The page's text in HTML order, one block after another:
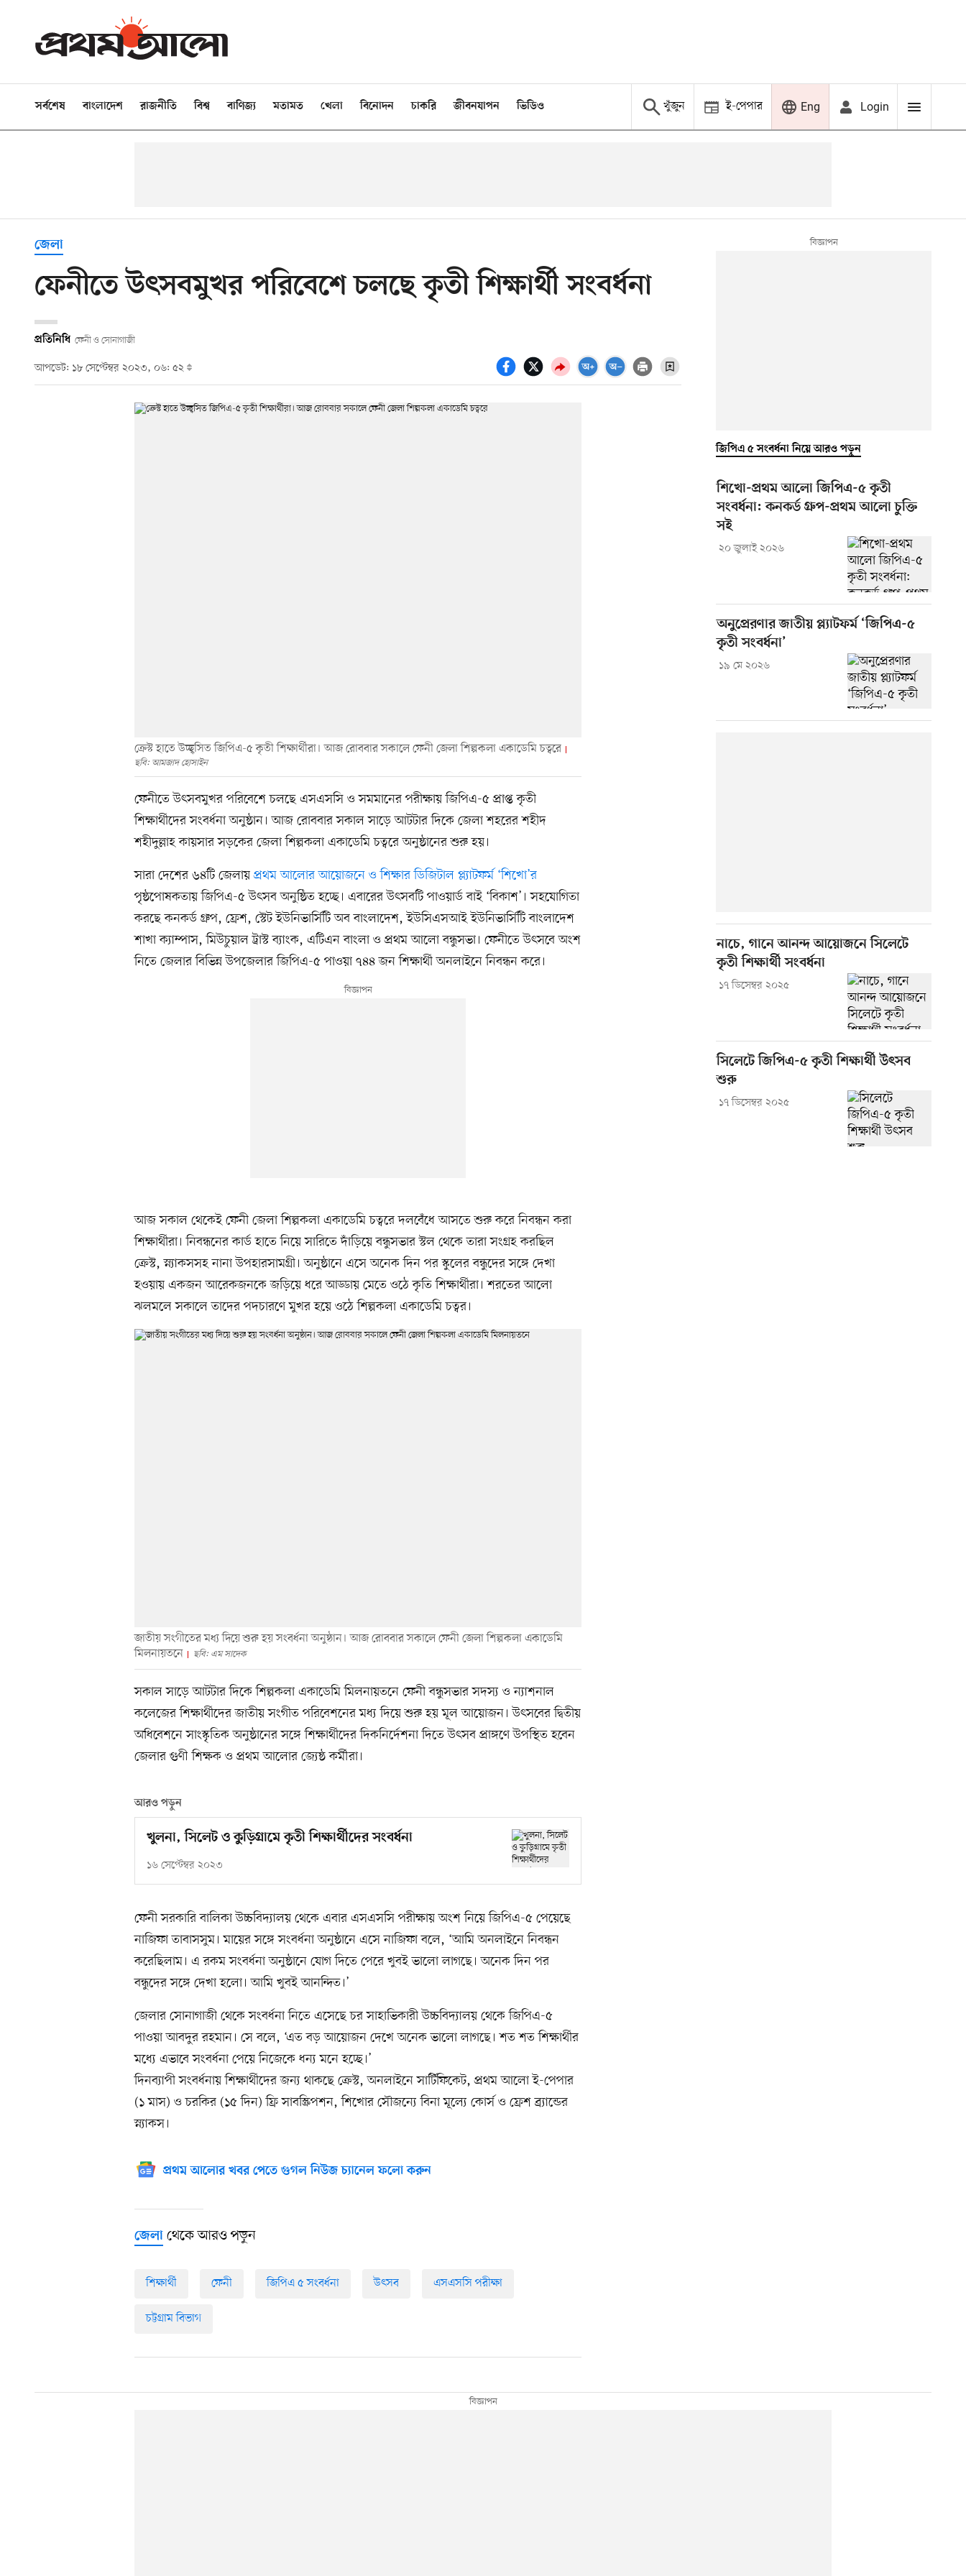
সর্বশেষ বাংলাদেশ রাজনীতি বিশ্ব বাণিজ্য মতামত খেলা বিনোদন চাকরি জীবনযাপন ভিডিও খুঁজুন ই-পেপার Eng Login
জেলা
ফেনীতে উৎসবমুখর পরিবেশে চলছে কৃতী শিক্ষার্থী সংবর্ধনা
প্রতিনিধি ফেনী ও সোনাগাজী
আপডেট: ১৮ সেপ্টেম্বর ২০২৩, ০৬: ৫২
ক্রেস্ট হাতে উচ্ছ্বসিত জিপিএ-৫ কৃতী শিক্ষার্থীরা। আজ রোববার সকালে ফেনী জেলা শিল্পকলা একাডেমি চত্বরে
ছবি: আমজাদ হোসাইন
ফেনীতে উৎসবমুখর পরিবেশে চলছে এসএসসি ও সমমানের পরীক্ষায় জিপিএ-৫ প্রাপ্ত কৃতী
শিক্ষার্থীদের সংবর্ধনা অনুষ্ঠান। আজ রোববার সকাল সাড়ে আটটার দিকে জেলা শহরের শহীদ
শহীদুল্লাহ কায়সার সড়কের জেলা শিল্পকলা একাডেমি চত্বরে অনুষ্ঠানের শুরু হয়।
সারা দেশের ৬৪টি জেলায়প্রথম আলোর আয়োজনে ও শিক্ষার ডিজিটাল প্ল্যাটফর্ম ‘শিখো’র
পৃষ্ঠপোষকতায় জিপিএ-৫ উৎসব অনুষ্ঠিত হচ্ছে। এবারের উৎসবটি পাওয়ার্ড বাই ‘বিকাশ’। সহযোগিতা
করছে কনকর্ড গ্রুপ, ফ্রেশ, স্টেট ইউনিভার্সিটি অব বাংলাদেশ, ইউসিএসআই ইউনিভার্সিটি বাংলাদেশ
শাখা ক্যাম্পাস, মিউচুয়াল ট্রাস্ট ব্যাংক, এটিএন বাংলা ও প্রথম আলো বন্ধুসভা। ফেনীতে উৎসবে অংশ
নিতে জেলার বিভিন্ন উপজেলার জিপিএ-৫ পাওয়া ৭৪৪ জন শিক্ষার্থী অনলাইনে নিবন্ধন করে।
আজ সকাল থেকেই ফেনী জেলা শিল্পকলা একাডেমি চত্বরে দলবেঁধে আসতে শুরু করে নিবন্ধন করা
শিক্ষার্থীরা। নিবন্ধনের কার্ড হাতে নিয়ে সারিতে দাঁড়িয়ে বন্ধুসভার স্টল থেকে তারা সংগ্রহ করছিল
ক্রেস্ট, স্ন্যাকসসহ নানা উপহারসামগ্রী। অনুষ্ঠানে এসে অনেক দিন পর স্কুলের বন্ধুদের সঙ্গে দেখা
হওয়ায় একজন আরেকজনকে জড়িয়ে ধরে আড্ডায় মেতে ওঠে কৃতি শিক্ষার্থীরা। শরতের আলো
ঝলমলে সকালে তাদের পদচারণে মুখর হয়ে ওঠে শিল্পকলা একাডেমি চত্বর।
জাতীয় সংগীতের মধ্য দিয়ে শুরু হয় সংবর্ধনা অনুষ্ঠান। আজ রোববার সকালে ফেনী জেলা শিল্পকলা একাডেমি
মিলনায়তনে
ছবি: এম সাদেক
সকাল সাড়ে আটটার দিকে শিল্পকলা একাডেমি মিলনায়তনে ফেনী বন্ধুসভার সদস্য ও ন্যাশনাল
কলেজের শিক্ষার্থীদের জাতীয় সংগীত পরিবেশনের মধ্য দিয়ে শুরু হয় মূল আয়োজন। উৎসবের দ্বিতীয়
অধিবেশনে সাংস্কৃতিক অনুষ্ঠানের সঙ্গে শিক্ষার্থীদের দিকনির্দেশনা দিতে উৎসব প্রাঙ্গণে উপস্থিত হবেন
জেলার গুণী শিক্ষক ও প্রথম আলোর জ্যেষ্ঠ কর্মীরা।
আরও পড়ুন
খুলনা, সিলেট ও কুড়িগ্রামে কৃতী শিক্ষার্থীদের সংবর্ধনা
১৬ সেপ্টেম্বর ২০২৩
ফেনী সরকারি বালিকা উচ্চবিদ্যালয় থেকে এবার এসএসসি পরীক্ষায় অংশ নিয়ে জিপিএ-৫ পেয়েছে
নাজিফা তাবাসসুম। মায়ের সঙ্গে সংবর্ধনা অনুষ্ঠানে এসে নাজিফা বলে, ‘আমি অনলাইনে নিবন্ধন
করেছিলাম। এ রকম সংবর্ধনা অনুষ্ঠানে যোগ দিতে পেরে খুবই ভালো লাগছে। অনেক দিন পর
বন্ধুদের সঙ্গে দেখা হলো। আমি খুবই আনন্দিত।’
জেলার সোনাগাজী থেকে সংবর্ধনা নিতে এসেছে চর সাহাভিকারী উচ্চবিদ্যালয় থেকে জিপিএ-৫
পাওয়া আবদুর রহমান। সে বলে, ‘এত বড় আয়োজন দেখে অনেক ভালো লাগছে। শত শত শিক্ষার্থীর
মধ্যে এভাবে সংবর্ধনা পেয়ে নিজেকে ধন্য মনে হচ্ছে।’
দিনব্যাপী সংবর্ধনায় শিক্ষার্থীদের জন্য থাকছে ক্রেস্ট, অনলাইনে সার্টিফিকেট, প্রথম আলো ই-পেপার
(১ মাস) ও চরকির (১৫ দিন) ফ্রি সাবস্ক্রিপশন, শিখোর সৌজন্যে বিনা মূল্যে কোর্স ও ফ্রেশ ব্র্যান্ডের
স্ন্যাকস।
প্রথম আলোর খবর পেতে গুগল নিউজ চ্যানেল ফলো করুন
জেলা থেকে আরও পড়ুন
শিক্ষার্থী ফেনী জিপিএ ৫ সংবর্ধনা উৎসব এসএসসি পরীক্ষা
চট্টগ্রাম বিভাগ
জিপিএ ৫ সংবর্ধনা নিয়ে আরও পড়ুন
শিখো-প্রথম আলো জিপিএ-৫ কৃতী
সংবর্ধনা: কনকর্ড গ্রুপ-প্রথম আলো চুক্তি
সই
২০ জুলাই ২০২৬
অনুপ্রেরণার জাতীয় প্ল্যাটফর্ম ‘জিপিএ-৫
কৃতী সংবর্ধনা’
১৯ মে ২০২৬
নাচে, গানে আনন্দ আয়োজনে সিলেটে
কৃতী শিক্ষার্থী সংবর্ধনা
১৭ ডিসেম্বর ২০২৫
সিলেটে জিপিএ-৫ কৃতী শিক্ষার্থী উৎসব
শুরু
১৭ ডিসেম্বর ২০২৫